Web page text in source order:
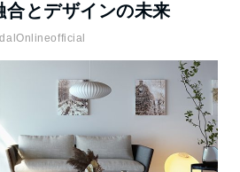
合とデザインの未来